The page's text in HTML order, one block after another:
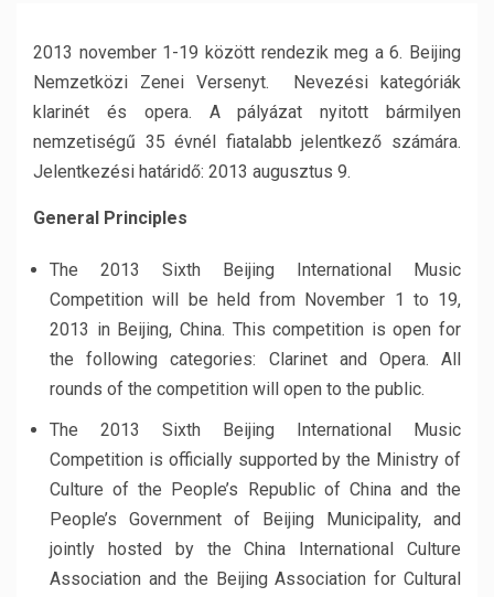
2013 november 1-19 között rendezik meg a 6. Beijing
Nemzetközi Zenei Versenyt. Nevezési kategóriák
klarinét és opera. A pályázat nyitott bármilyen
nemzetiségű 35 évnél fiatalabb jelentkező számára.
Jelentkezési határidő: 2013 augusztus 9.
General Principles
The 2013 Sixth Beijing International Music
Competition will be held from November 1 to 19,
2013 in Beijing, China. This competition is open for
the following categories: Clarinet and Opera. All
rounds of the competition will open to the public.
The 2013 Sixth Beijing International Music
Competition is officially supported by the Ministry of
Culture of the People’s Republic of China and the
People’s Government of Beijing Municipality, and
jointly hosted by the China International Culture
Association and the Beijing Association for Cultural